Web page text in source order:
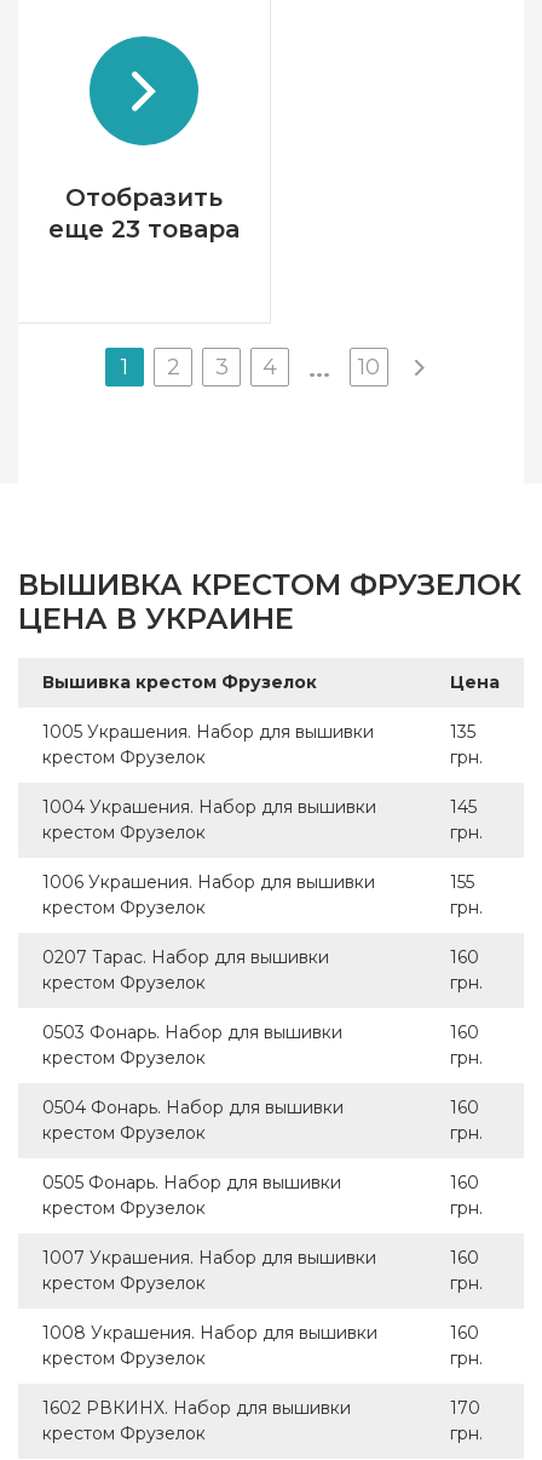
Страна-производитель
Размер
Отобразить
еще 23 товара
1 2 3 4 ... 10
ВЫШИВКА КРЕСТОМ ФРУЗЕЛОК
ЦЕНА В УКРАИНЕ
Вышивка крестом Фрузелок Цена
1005 Украшения. Набор для вышивки
крестом Фрузелок
135
грн.
1004 Украшения. Набор для вышивки
крестом Фрузелок
145
грн.
1006 Украшения. Набор для вышивки
крестом Фрузелок
155
грн.
0207 Тарас. Набор для вышивки
крестом Фрузелок
160
грн.
0503 Фонарь. Набор для вышивки
крестом Фрузелок
160
грн.
0504 Фонарь. Набор для вышивки
крестом Фрузелок
160
грн.
0505 Фонарь. Набор для вышивки
крестом Фрузелок
160
грн.
1007 Украшения. Набор для вышивки
крестом Фрузелок
160
грн.
1008 Украшения. Набор для вышивки
крестом Фрузелок
160
грн.
1602 РВКИНХ. Набор для вышивки
крестом Фрузелок
170
грн.